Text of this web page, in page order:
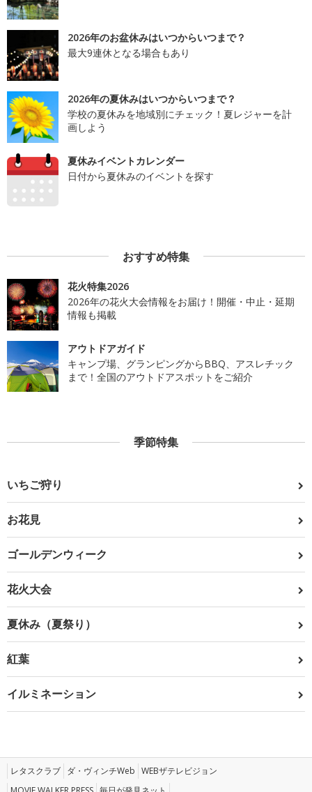
2026年のお盆休みはいつからいつまで？
最大9連休となる場合もあり
2026年の夏休みはいつからいつまで？
学校の夏休みを地域別にチェック！夏レジャーを計
画しよう
夏休みイベントカレンダー
日付から夏休みのイベントを探す
おすすめ特集
花火特集2026
2026年の花火大会情報をお届け！開催・中止・延期
情報も掲載
アウトドアガイド
キャンプ場、グランピングからBBQ、アスレチック
まで！全国のアウトドアスポットをご紹介
季節特集
いちご狩り
お花見
ゴールデンウィーク
花火大会
夏休み（夏祭り）
紅葉
イルミネーション
レタスクラブ ダ・ヴィンチWeb WEBザテレビジョン